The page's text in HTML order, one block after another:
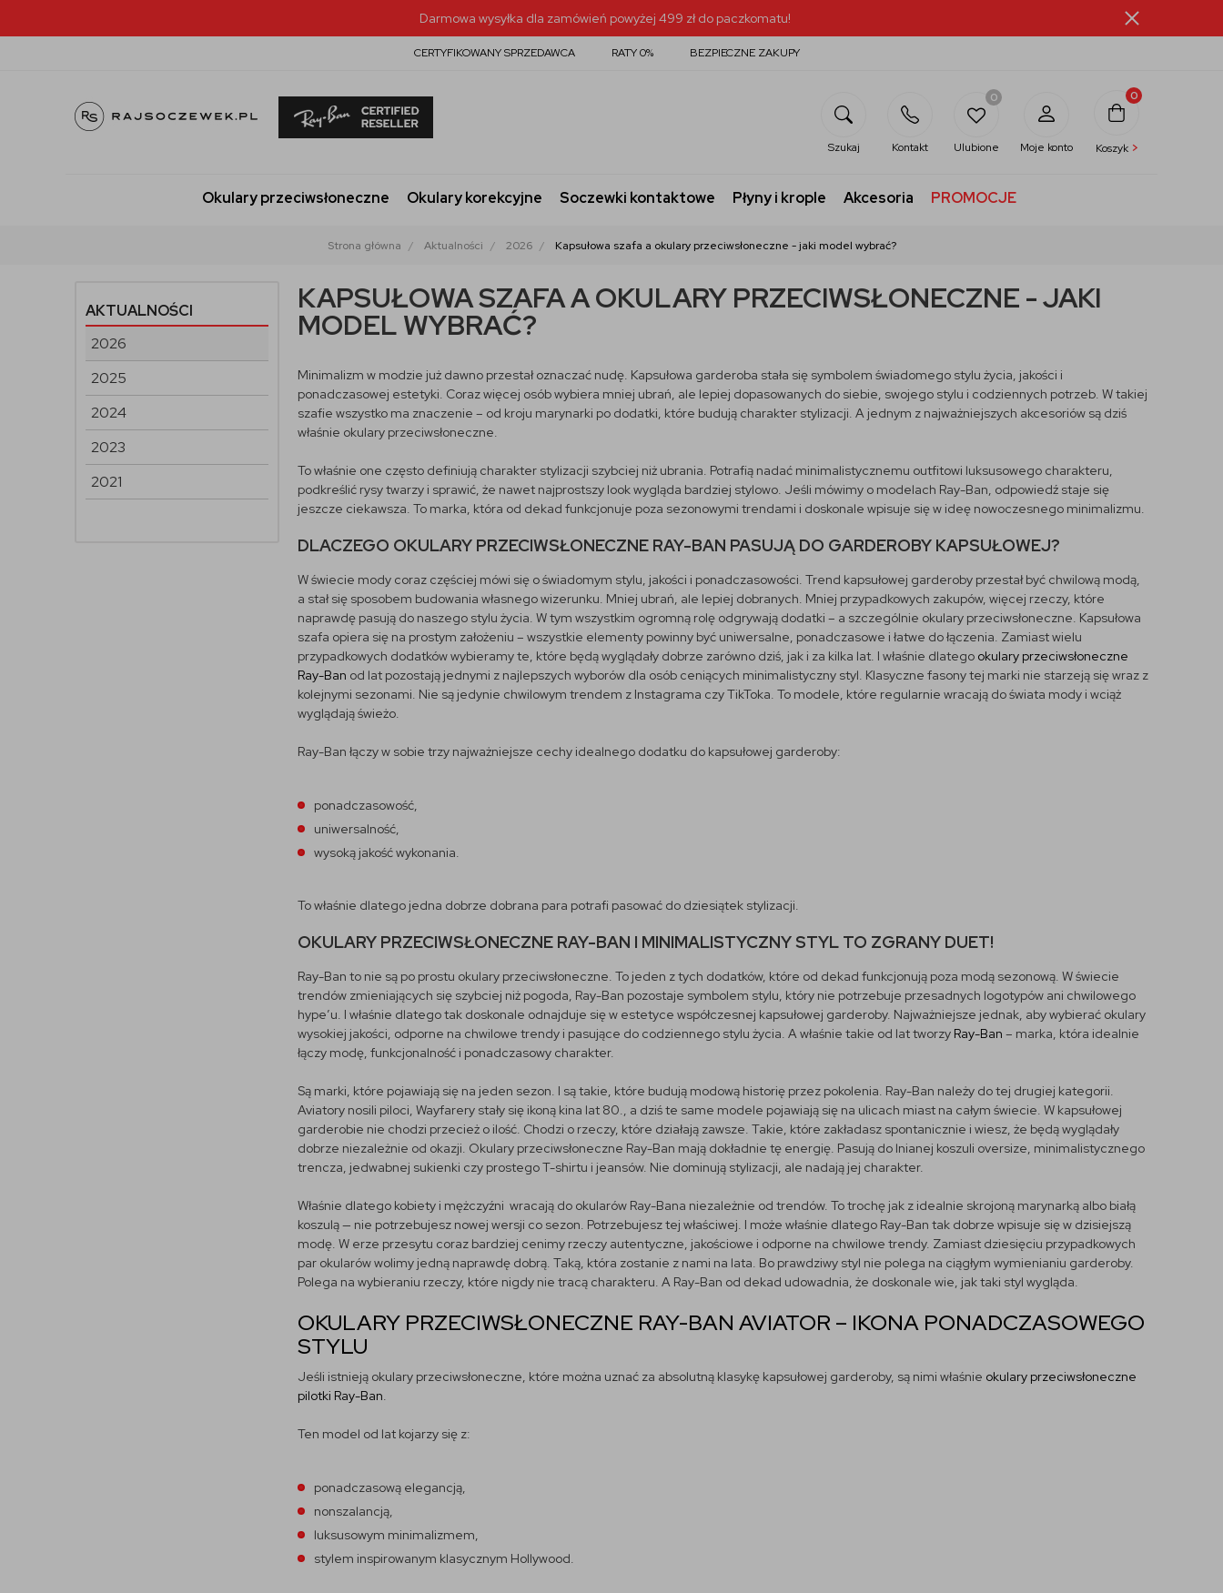
Darmowa wysyłka dla zamówień powyżej 499 zł do paczkomatu!
CERTYFIKOWANY SPRZEDAWCA RATY 0% BEZPIECZNE ZAKUPY
Szukaj Kontakt
0
Ulubione Moje konto
0
Koszyk >
Okulary przeciwsłoneczne Okulary korekcyjne Soczewki kontaktowe Płyny i krople Akcesoria PROMOCJE
Strona główna Aktualności 2026 Kapsułowa szafa a okulary przeciwsłoneczne - jaki model wybrać?
AKTUALNOŚCI
2026
2025
2024
2023
2021
KAPSUŁOWA SZAFA A OKULARY PRZECIWSŁONECZNE - JAKI
MODEL WYBRAĆ?
Minimalizm w modzie już dawno przestał oznaczać nudę. Kapsułowa garderoba stała się symbolem świadomego stylu życia, jakości i
ponadczasowej estetyki. Coraz więcej osób wybiera mniej ubrań, ale lepiej dopasowanych do siebie, swojego stylu i codziennych potrzeb. W takiej
szafie wszystko ma znaczenie – od kroju marynarki po dodatki, które budują charakter stylizacji. A jednym z najważniejszych akcesoriów są dziś
właśnie okulary przeciwsłoneczne.
To właśnie one często definiują charakter stylizacji szybciej niż ubrania. Potrafią nadać minimalistycznemu outfitowi luksusowego charakteru,
podkreślić rysy twarzy i sprawić, że nawet najprostszy look wygląda bardziej stylowo. Jeśli mówimy o modelach Ray-Ban, odpowiedź staje się
jeszcze ciekawsza. To marka, która od dekad funkcjonuje poza sezonowymi trendami i doskonale wpisuje się w ideę nowoczesnego minimalizmu.
DLACZEGO OKULARY PRZECIWSŁONECZNE RAY-BAN PASUJĄ DO GARDEROBY KAPSUŁOWEJ?
W świecie mody coraz częściej mówi się o świadomym stylu, jakości i ponadczasowości. Trend kapsułowej garderoby przestał być chwilową modą,
a stał się sposobem budowania własnego wizerunku. Mniej ubrań, ale lepiej dobranych. Mniej przypadkowych zakupów, więcej rzeczy, które
naprawdę pasują do naszego stylu życia. W tym wszystkim ogromną rolę odgrywają dodatki – a szczególnie okulary przeciwsłoneczne. Kapsułowa
szafa opiera się na prostym założeniu – wszystkie elementy powinny być uniwersalne, ponadczasowe i łatwe do łączenia. Zamiast wielu
przypadkowych dodatków wybieramy te, które będą wyglądały dobrze zarówno dziś, jak i za kilka lat. I właśnie dlatego okulary przeciwsłoneczne
Ray-Ban od lat pozostają jednymi z najlepszych wyborów dla osób ceniących minimalistyczny styl. Klasyczne fasony tej marki nie starzeją się wraz z
kolejnymi sezonami. Nie są jedynie chwilowym trendem z Instagrama czy TikToka. To modele, które regularnie wracają do świata mody i wciąż
wyglądają świeżo.
Ray-Ban łączy w sobie trzy najważniejsze cechy idealnego dodatku do kapsułowej garderoby:
ponadczasowość,
uniwersalność,
wysoką jakość wykonania.
To właśnie dlatego jedna dobrze dobrana para potrafi pasować do dziesiątek stylizacji.
OKULARY PRZECIWSŁONECZNE RAY-BAN I MINIMALISTYCZNY STYL TO ZGRANY DUET!
Ray-Ban to nie są po prostu okulary przeciwsłoneczne. To jeden z tych dodatków, które od dekad funkcjonują poza modą sezonową. W świecie
trendów zmieniających się szybciej niż pogoda, Ray-Ban pozostaje symbolem stylu, który nie potrzebuje przesadnych logotypów ani chwilowego
hype’u. I właśnie dlatego tak doskonale odnajduje się w estetyce współczesnej kapsułowej garderoby. Najważniejsze jednak, aby wybierać okulary
wysokiej jakości, odporne na chwilowe trendy i pasujące do codziennego stylu życia. A właśnie takie od lat tworzy Ray-Ban – marka, która idealnie
łączy modę, funkcjonalność i ponadczasowy charakter.
Są marki, które pojawiają się na jeden sezon. I są takie, które budują modową historię przez pokolenia. Ray-Ban należy do tej drugiej kategorii.
Aviatory nosili piloci, Wayfarery stały się ikoną kina lat 80., a dziś te same modele pojawiają się na ulicach miast na całym świecie. W kapsułowej
garderobie nie chodzi przecież o ilość. Chodzi o rzeczy, które działają zawsze. Takie, które zakładasz spontanicznie i wiesz, że będą wyglądały
dobrze niezależnie od okazji. Okulary przeciwsłoneczne Ray-Ban mają dokładnie tę energię. Pasują do lnianej koszuli oversize, minimalistycznego
trencza, jedwabnej sukienki czy prostego T-shirtu i jeansów. Nie dominują stylizacji, ale nadają jej charakter.
Właśnie dlatego kobiety i mężczyźni wracają do okularów Ray-Bana niezależnie od trendów. To trochę jak z idealnie skrojoną marynarką albo białą
koszulą — nie potrzebujesz nowej wersji co sezon. Potrzebujesz tej właściwej. I może właśnie dlatego Ray-Ban tak dobrze wpisuje się w dzisiejszą
modę. W erze przesytu coraz bardziej cenimy rzeczy autentyczne, jakościowe i odporne na chwilowe trendy. Zamiast dziesięciu przypadkowych
par okularów wolimy jedną naprawdę dobrą. Taką, która zostanie z nami na lata. Bo prawdziwy styl nie polega na ciągłym wymienianiu garderoby.
Polega na wybieraniu rzeczy, które nigdy nie tracą charakteru. A Ray-Ban od dekad udowadnia, że doskonale wie, jak taki styl wygląda.
OKULARY PRZECIWSŁONECZNE RAY-BAN AVIATOR – IKONA PONADCZASOWEGO
STYLU
Jeśli istnieją okulary przeciwsłoneczne, które można uznać za absolutną klasykę kapsułowej garderoby, są nimi właśnie okulary przeciwsłoneczne
pilotki Ray-Ban.
Ten model od lat kojarzy się z:
ponadczasową elegancją,
nonszalancją,
luksusowym minimalizmem,
stylem inspirowanym klasycznym Hollywood.